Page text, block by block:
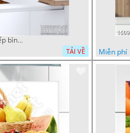
Tranh in bếp bình hoa tươi trên bàn ăn
TẢI VỀ
Miễn phí